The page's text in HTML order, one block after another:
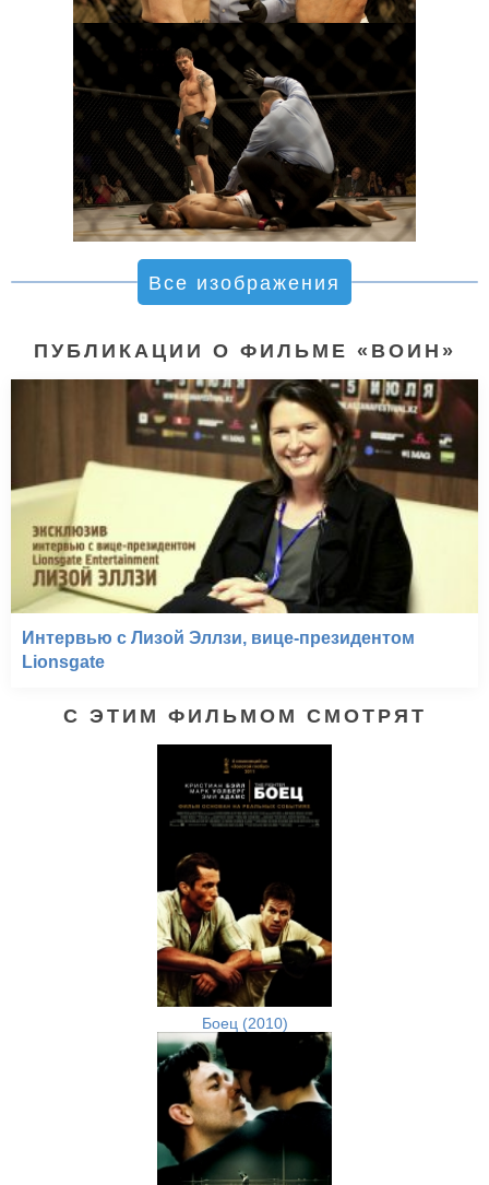
Все изображения
ПУБЛИКАЦИИ О ФИЛЬМЕ «ВОИН»
Интервью с Лизой Эллзи, вице-президентом
Lionsgate
С ЭТИМ ФИЛЬМОМ СМОТРЯТ
Боец (2010)